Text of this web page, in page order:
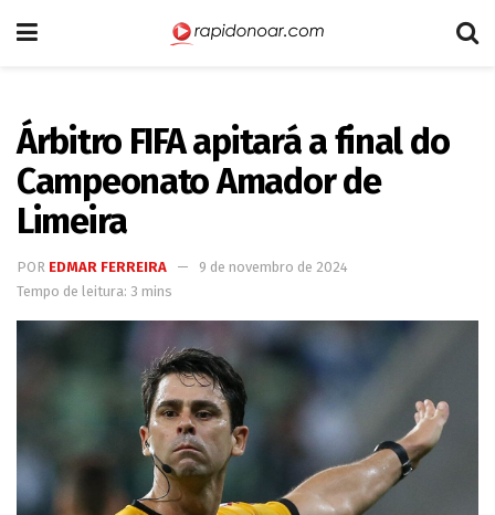
Árbitro FIFA apitará a final do
Campeonato Amador de
Limeira
POR EDMAR FERREIRA
9 de novembro de 2024
Tempo de leitura: 3 mins